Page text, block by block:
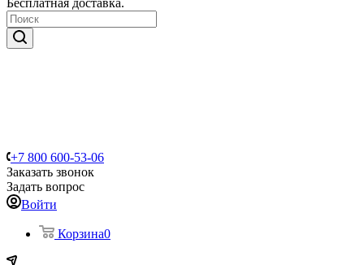
Бесплатная доставка.
+7 800 600-53-06
Заказать звонок
Задать вопрос
Войти
Корзина0